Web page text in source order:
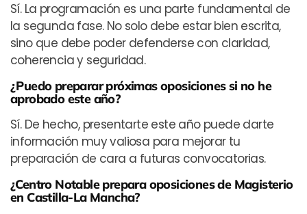
Sí. La programación es una parte fundamental de
la segunda fase. No solo debe estar bien escrita,
sino que debe poder defenderse con claridad,
coherencia y seguridad.
¿Puedo preparar próximas oposiciones si no he
aprobado este año?
Sí. De hecho, presentarte este año puede darte
información muy valiosa para mejorar tu
preparación de cara a futuras convocatorias.
¿Centro Notable prepara oposiciones de Magisterio
en Castilla-La Mancha?